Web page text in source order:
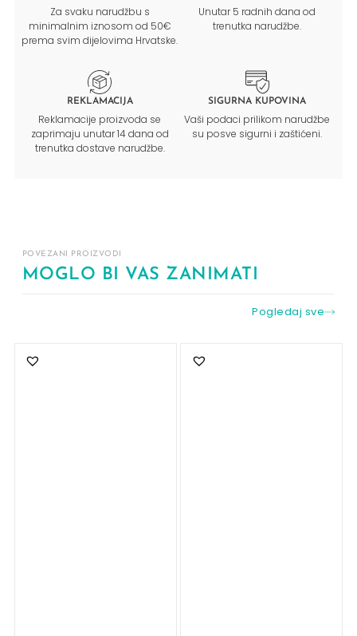
Za svaku narudžbu s
minimalnim iznosom od 50€
prema svim dijelovima Hrvatske.
Unutar 5 radnih dana od
trenutka narudžbe.
REKLAMACIJA
Reklamacije proizvoda se
zaprimaju unutar 14 dana od
trenutka dostave narudžbe.
SIGURNA KUPOVINA
Vaši podaci prilikom narudžbe
su posve sigurni i zaštićeni.
POVEZANI PROIZVODI
MOGLO BI VAS ZANIMATI
Pogledaj sve